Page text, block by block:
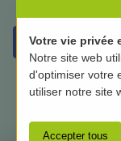
Votre vie privée
Notre site web
d'optimiser votre
utiliser notre site